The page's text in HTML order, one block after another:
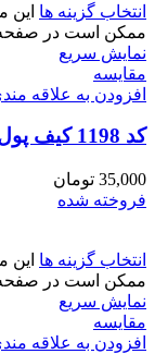
انتخاب گزینه ها این
ممکن است در
نمایش سریع
مقايسه
افزودن به علاقه
کد 1198 کیف پول-مدارک طرح هوگو باس
35,000 تومان
فروخته شده
انتخاب گزینه ها این
ممکن است در
نمایش سریع
مقايسه
افزودن به علاقه